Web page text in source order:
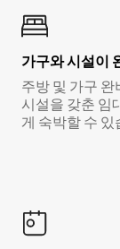
가구와 시설이
주방 및 가구
시설을 갖춘 임
게 숙박할 수 있